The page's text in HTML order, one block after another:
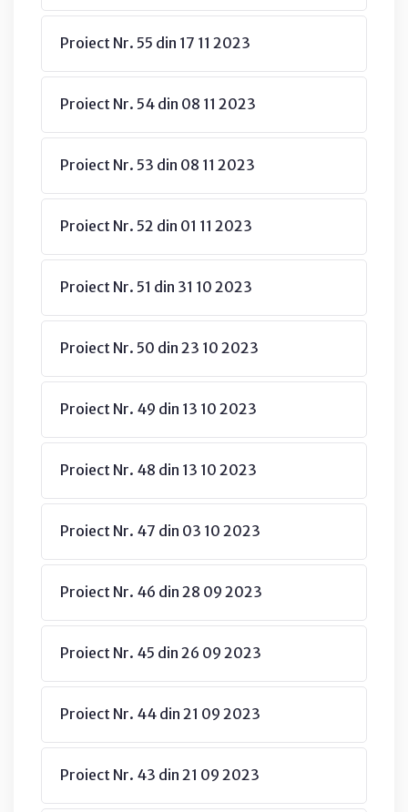
Proiect Nr. 55 din 17 11 2023
Proiect Nr. 54 din 08 11 2023
Proiect Nr. 53 din 08 11 2023
Proiect Nr. 52 din 01 11 2023
Proiect Nr. 51 din 31 10 2023
Proiect Nr. 50 din 23 10 2023
Proiect Nr. 49 din 13 10 2023
Proiect Nr. 48 din 13 10 2023
Proiect Nr. 47 din 03 10 2023
Proiect Nr. 46 din 28 09 2023
Proiect Nr. 45 din 26 09 2023
Proiect Nr. 44 din 21 09 2023
Proiect Nr. 43 din 21 09 2023